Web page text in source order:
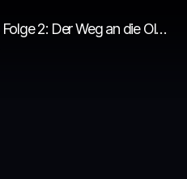
Serie «Inside Magglingen», Folge 2: Der Weg an die Olympischen Spiele